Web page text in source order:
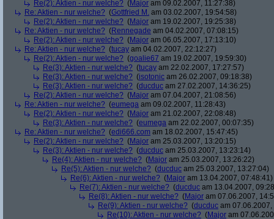
Re(2): Aktien - nur welche? (Major am 09.02.2007, 11:27:38)
Re: Aktien - nur welche? (Gottfried M. am 03.02.2007, 19:54:58)
Re(2): Aktien - nur welche? (Major am 19.02.2007, 19:25:38)
Re: Aktien - nur welche? (Rennegade am 04.02.2007, 07:08:15)
Re(2): Aktien - nur welche? (Major am 06.05.2007, 17:13:10)
Re: Aktien - nur welche? (tucay am 04.02.2007, 22:12:27)
Re(2): Aktien - nur welche? (goalie67 am 19.02.2007, 19:59:30)
Re(3): Aktien - nur welche? (tucay am 22.02.2007, 17:27:57)
Re(3): Aktien - nur welche? (isotonic am 26.02.2007, 09:18:38)
Re(3): Aktien - nur welche? (ducduc am 27.02.2007, 14:36:25)
Re(2): Aktien - nur welche? (Major am 07.04.2007, 21:08:56)
Re: Aktien - nur welche? (eumega am 09.02.2007, 11:28:43)
Re(2): Aktien - nur welche? (Major am 21.02.2007, 22:08:48)
Re(3): Aktien - nur welche? (eumega am 22.02.2007, 00:07:35)
Re: Aktien - nur welche? (edi666.com am 18.02.2007, 15:47:45)
Re(2): Aktien - nur welche? (Major am 25.03.2007, 13:20:15)
Re(3): Aktien - nur welche? (ducduc am 25.03.2007, 13:23:14)
Re(4): Aktien - nur welche? (Major am 25.03.2007, 13:26:22)
Re(5): Aktien - nur welche? (ducduc am 25.03.2007, 13:27:04)
Re(6): Aktien - nur welche? (Major am 13.04.2007, 07:48:41)
Re(7): Aktien - nur welche? (ducduc am 13.04.2007,
Re(8): Aktien - nur welche? (Major am 07.06.2007,
Re(9): Aktien - nur welche? (ducduc am
Re(10): Aktien - nur welche? (Major am